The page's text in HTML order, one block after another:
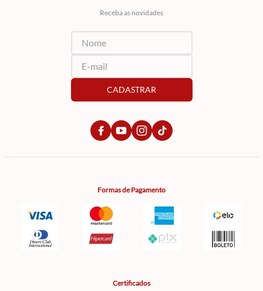
Receba as novidades
CADASTRAR
Formas de Pagamento
Certificados